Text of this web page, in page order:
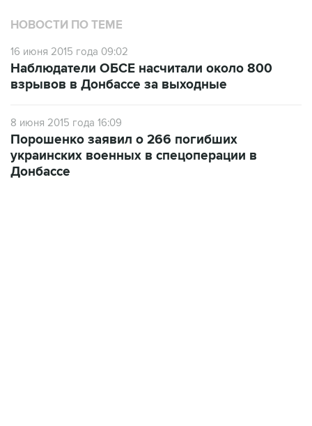
НОВОСТИ ПО ТЕМЕ
16 июня 2015 года 09:02
Наблюдатели ОБСЕ насчитали около 800
взрывов в Донбассе за выходные
8 июня 2015 года 16:09
Порошенко заявил о 266 погибших
украинских военных в спецоперации в
Донбассе